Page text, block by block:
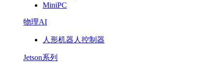
MiniPC
物理AI
人形机器人控制器
Jetson系列